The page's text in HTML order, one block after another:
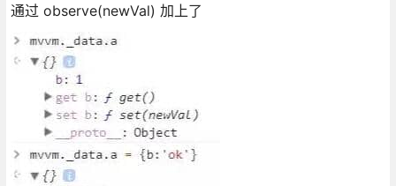
通过 observe(newVal) 加上了